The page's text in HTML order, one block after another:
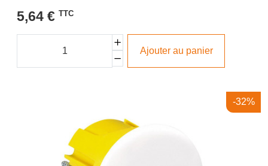
5,64 € TTC
Ajouter au panier
-32%